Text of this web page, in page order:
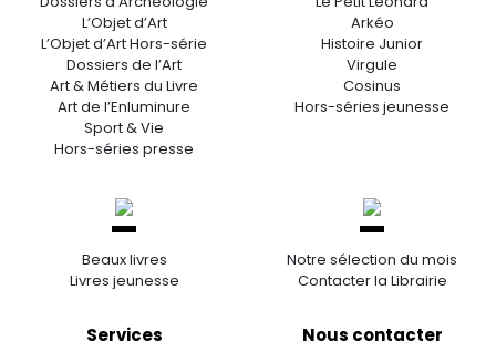
L’Objet d’Art
L’Objet d’Art Hors-série
Dossiers de l’Art
Art & Métiers du Livre
Art de l’Enluminure
Sport & Vie
Hors-séries presse
Arkéo
Histoire Junior
Virgule
Cosinus
Hors-séries jeunesse
Beaux livres
Livres jeunesse
Notre sélection du mois
Contacter la Librairie
Services Nous contacter